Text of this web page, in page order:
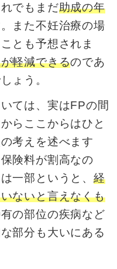
でもまだ助成の年
また不妊治療の場
とも予想されま
軽減できるのであ
ょう。
ては、実はFPの間
らここからはひと
考えを述べます
険料が割高なの
一部というと、 経
ないと言えなくも
の部位の疾病など
部分も大いにある